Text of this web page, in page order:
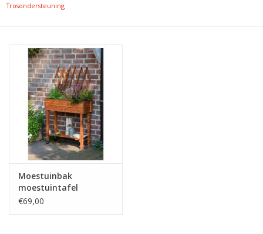
Plantentrappen
Trosondersteuning
Moestuinbak
moestuintafel
oppottafel kweektafel
€69,00